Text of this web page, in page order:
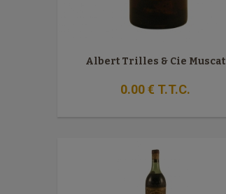
Albert Trilles & Cie Muscat
0.00€ T.T.C.